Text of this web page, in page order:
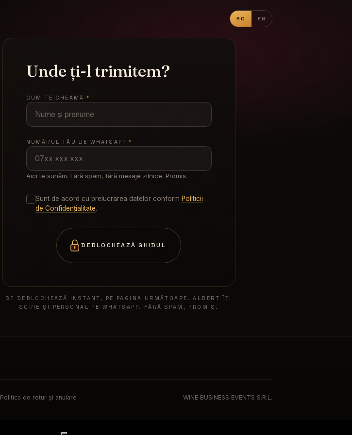
RO EN
Unde ți-l trimitem?
CUM TE CHEAMĂ *
NUMĂRUL TĂU DE WHATSAPP *
Aici te sunăm. Fără spam, fără mesaje zilnice. Promis.
Sunt de acord cu prelucrarea datelor conform Politicii
de Confidențialitate.
DEBLOCHEAZĂ GHIDUL
SE DEBLOCHEAZĂ INSTANT, PE PAGINA URMĂTOARE. ALBERT ÎȚI
SCRIE ȘI PERSONAL PE WHATSAPP. FĂRĂ SPAM, PROMIS.
Politica de retur și anulare WINE BUSINESS EVENTS S.R.L.